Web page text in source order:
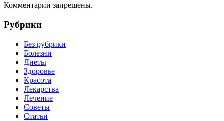
Комментарии запрещены.
Рубрики
Без рубрики
Болезни
Диеты
Здоровье
Красота
Лекарства
Лечение
Советы
Статьи